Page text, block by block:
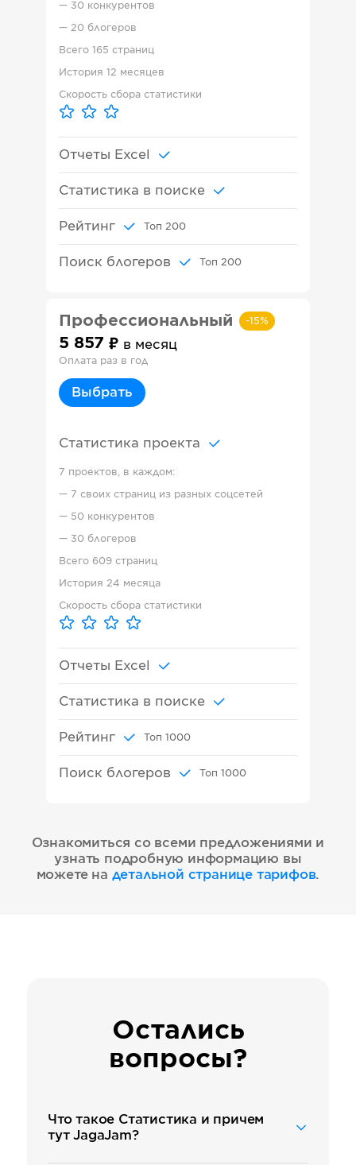
— 30 конкурентов
— 20 блогеров
Всего 165 страниц
История 12 месяцев
Скорость сбора статистики
Отчеты Excel
Статистика в поиске
Рейтинг Топ 200
Поиск блогеров Топ 200
Профессиональный -15%
5 857 в месяц
Оплата раз в год
Выбрать
Статистика проекта
7 проектов, в каждом:
— 7 своих страниц из разных соцсетей
— 50 конкурентов
— 30 блогеров
Всего 609 страниц
История 24 месяца
Скорость сбора статистики
Отчеты Excel
Статистика в поиске
Рейтинг Топ 1000
Поиск блогеров Топ 1000
Ознакомиться со всеми предложениями и
узнать подробную информацию вы
можете на детальной странице тарифов.
Остались
вопросы?
Что такое Статистика и причем
тут JagaJam?